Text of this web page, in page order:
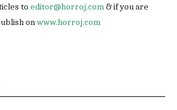
to editor@horroj.com& if you are
onwww.horroj.com